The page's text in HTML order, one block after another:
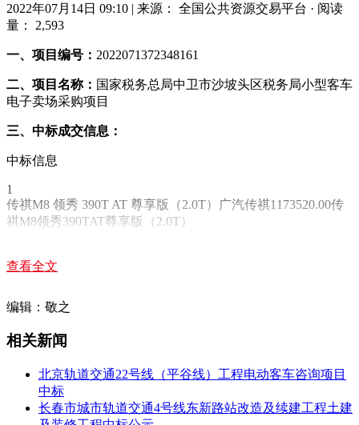
2022年07月14日 09:10 | 来源： 全国公共资源交易平台 · 阅读
量： 2,593
一、项目编号： 2022071372348161
二、项目名称： 国家税务总局中卫市沙坡头区税务局小型客车
电子卖场采购项目
三、中标成交信息：
中标信息
1
传祺M8 领秀 390T AT 尊享版（2.0T）广汽传祺1173520.00传
祺M8领秀390TAT尊享版（2.0T）
1.代理服务收费标准：2.代理服务收费金额（元）：
七、公告期限
自本公告发布之日起1个工作日。
八、其他补充事宜
查看全文
编辑：敬之
相关新闻
北京轨道交通22号线（平谷线）工程电动客车咨询项目
中标
长春市城市轨道交通4号线东新路站改造及续建工程土建